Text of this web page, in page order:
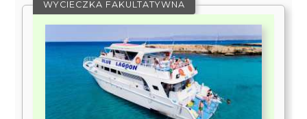
WYCIECZKA FAKULTATYWNA